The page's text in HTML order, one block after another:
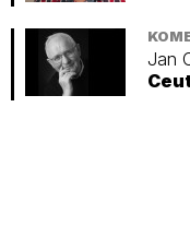
Jan